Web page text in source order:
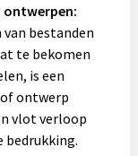
ontwerpen:
bestanden
te bekomen
is een
ontwerp
vlot verloop
bedrukking.